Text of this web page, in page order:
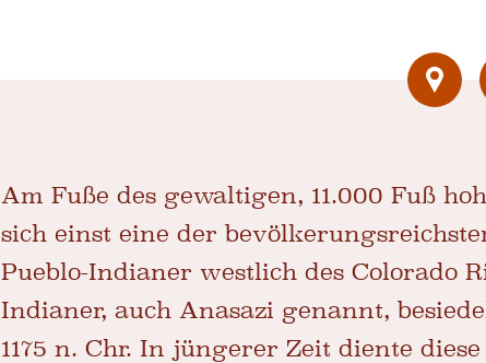
Am Fuße des gewaltigen, 11.000 Fuß
sich einst eine der
Pueblo-Indianer westlich des Colorado
Indianer, auch Anasazi genannt,
1175 n. Chr. In jüngerer Zeit diente